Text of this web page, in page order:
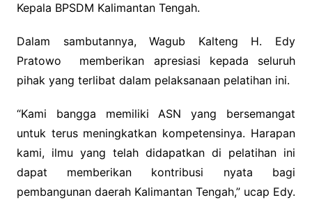
Kepala BPSDM Kalimantan Tengah.
Dalam sambutannya, Wagub Kalteng H. Edy
Pratowo memberikan apresiasi kepada seluruh
pihak yang terlibat dalam pelaksanaan pelatihan ini.
“Kami bangga memiliki ASN yang bersemangat
untuk terus meningkatkan kompetensinya. Harapan
kami, ilmu yang telah didapatkan di pelatihan ini
dapat memberikan kontribusi nyata bagi
pembangunan daerah Kalimantan Tengah,” ucap Edy.